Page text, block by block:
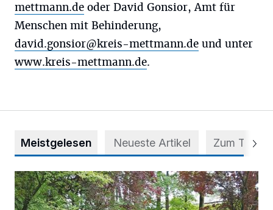
mettmann.de oder David Gonsior, Amt für
Menschen mit Behinderung,
david.gonsior@kreis-mettmann.de und unter
www.kreis-mettmann.de.
Meistgelesen Neueste Artikel Zum Thema
Spielplatz im Stadtwald wird aufgewertet